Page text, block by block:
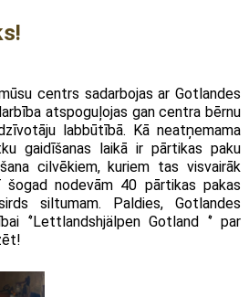
centrs sadarbojas ar Gotlandes
atspoguļojas gan centra bērnu
labbūtībā. Kā neatņemama
gaidīšanas laikā ir pārtikas paku
cilvēkiem, kuriem tas visvairāk
nodevām 40 pārtikas pakas
siltumam. Paldies, Gotlandes
‘’Lettlandshjälpen Gotland ‘’ par